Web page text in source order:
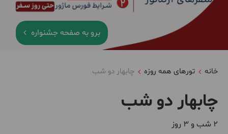
برو به صفحه جشنواره
خانه تورهای همه روزه چابهار دو شب
چابهار دو شب
2 شب و 3 روز